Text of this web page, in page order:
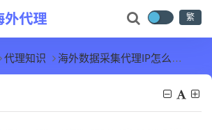
繁
代理知识 海外数据采集代理IP怎么选？核心维度与适配方向梳理